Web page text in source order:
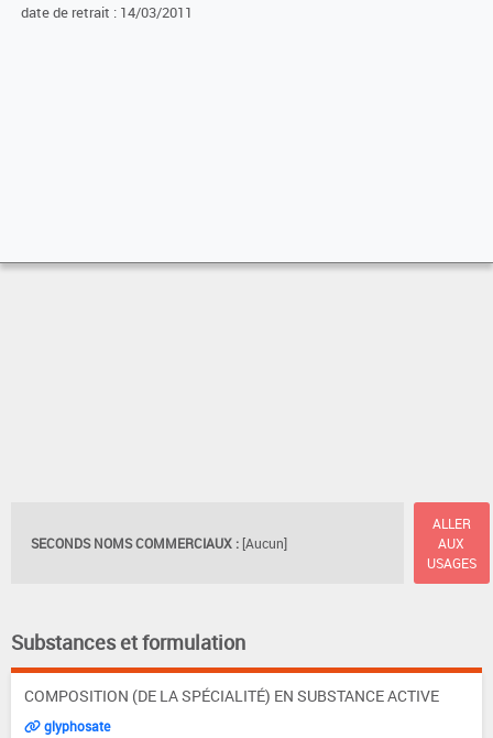
date de retrait : 14/03/2011
SECONDS NOMS COMMERCIAUX : [Aucun]
ALLER
AUX
USAGES
Substances et formulation
COMPOSITION (DE LA SPÉCIALITÉ) EN SUBSTANCE ACTIVE
glyphosate